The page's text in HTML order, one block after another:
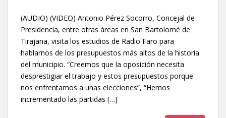
(AUDIO) (VIDEO) Antonio Pérez Socorro, Concejal de
Presidencia, entre otras áreas en San Bartolomé de
Tirajana, visita los estudios de Radio Faro para
hablarnos de los presupuestos más altos de la historia
del municipio. “Creemos que la oposición necesita
desprestigiar el trabajo y estos presupuestos porque
nos enfrentamos a unas elecciones”, “Hemos
incrementado las partidas […]